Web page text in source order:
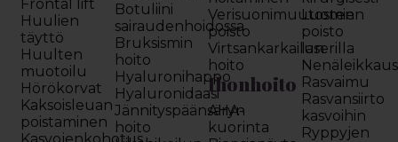
Frontal lift
Huulien
täyttö
Huulten
muotoilu
Hörökorvat
Kaksoisleuan
poistaminen
Botuliini
sairaudenhoidossa
Bruksismin
hoito
Hyaluronihappo
Hyaluronidaasi
Jännityspäänsäryn
hoito
Verisuonimuutosten
poisto
Virtsankarkailun
hoito
Ihonhoito
AHA-
kuorinta
Luomien
poisto
laserilla
Nenäleikkaus
Rasvaimu
Rasvansiirto
kasvoihin
Ryppyjen